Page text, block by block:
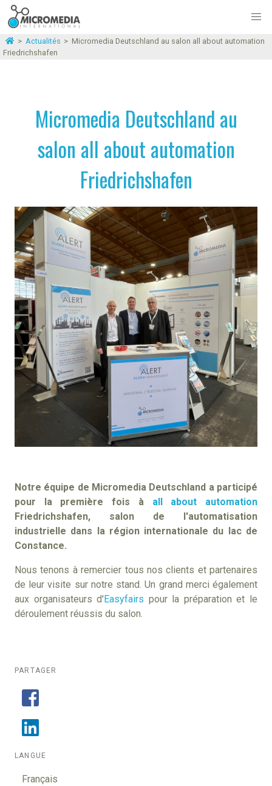
> Actualités > Micromedia Deutschland au salon all about automation
Friedrichshafen
Micromedia Deutschland au
salon all about automation
Friedrichshafen
Notre équipe de Micromedia Deutschland a participé
pour la première fois à all about automation
Friedrichshafen, salon de l'automatisation
industrielle dans la région internationale du lac de
Constance.
Nous tenons à remercier tous nos clients et partenaires
de leur visite sur notre stand. Un grand merci également
aux organisateurs d' Easyfairs pour la préparation et le
déroulement réussis du salon.
PARTAGER
LANGUE
Français